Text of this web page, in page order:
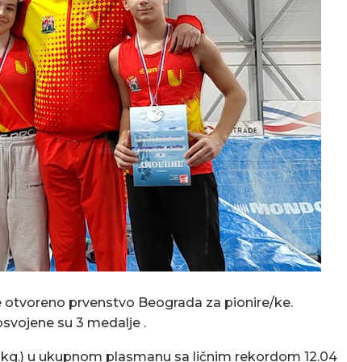
prvenstvo Beograda za pionire/ke.
su 3 medalje .
u ukupnom plasmanu sa ličnim rekordom 12.04